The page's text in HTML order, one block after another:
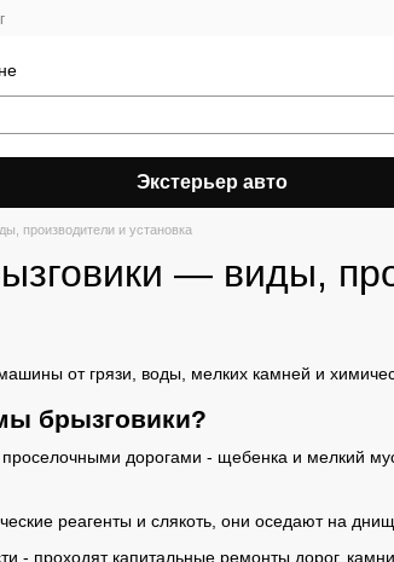
Экстерьер авто
производители и установка
— виды,
от грязи, воды, мелких камней и
брызговики?
проселочными дорогами - щебенка и мелкий
реагенты и слякоть, они оседают на
- проходят капитальные ремонты дорог,